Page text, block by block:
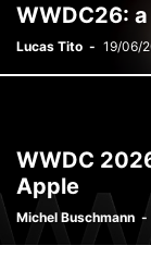
WWDC26:
Lucas Tito - 19/06/
WWDC
Apple
Michel Buschmann -